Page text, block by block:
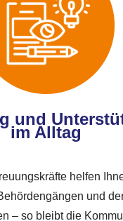
und
im Alltag
helfen
und
– so bleibt die